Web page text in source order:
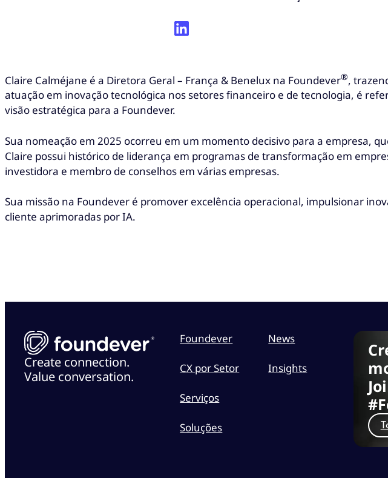
Claire Calméjane é a Diretora Geral – França & Benelux na Foundever®,
atuação em inovação tecnológica nos setores financeiro e de tecnologia, é
visão estratégica para a Foundever.
Sua nomeação em 2025 ocorreu em um momento decisivo para a empresa,
Claire possui histórico de liderança em programas de transformação em
investidora e membro de conselhos em várias empresas.
Sua missão na Foundever é promover excelência operacional, impulsionar
cliente aprimoradas por IA.
Create connection.
Value conversation.
Foundever
CX por Setor
Serviços
Soluções
News
Insights